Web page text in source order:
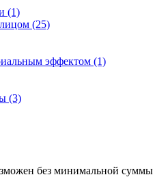
(1)
лицом (25)
эффектом (1)
(3)
без минимальной суммы